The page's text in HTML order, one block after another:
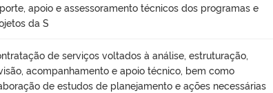
apoio e assessoramento técnicos dos programas e
da S
de serviços voltados à análise, estruturação,
acompanhamento e apoio técnico, bem como
de estudos de planejamento e ações necessárias